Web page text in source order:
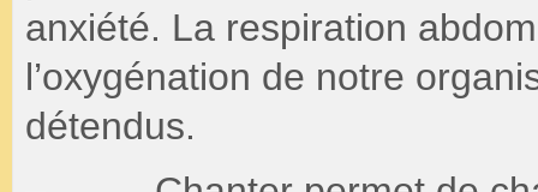
anxiété. La respiration
l’oxygénation de notre
détendus.